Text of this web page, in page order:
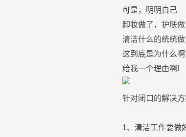
可是，明明自己
卸妆做了， 护肤做
清洁什么的统统做
这到底是为什么
给我一个理由啊!
针对闭口 的解决
1、清洁工作要做